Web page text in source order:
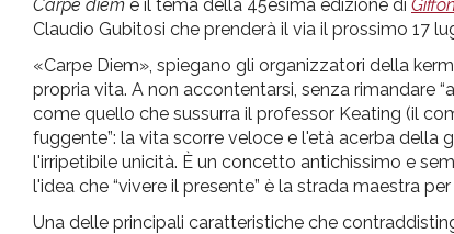
pr
l'infanzia
e
l'adolescenza
Carpe diem è il tema della 45esima edizione di
Claudio Gubitosi che prenderà il via il prossimo 17
«Carpe Diem», spiegano gli organizzatori della
propria vita. A non accontentarsi, senza rimandare
come quello che sussurra il professor Keating (il
fuggente”: la vita scorre veloce e l'età acerba
l'irripetibile unicità. È un concetto antichissimo e
l'idea che “vivere il presente” è la strada maestra
Una delle principali caratteristiche che